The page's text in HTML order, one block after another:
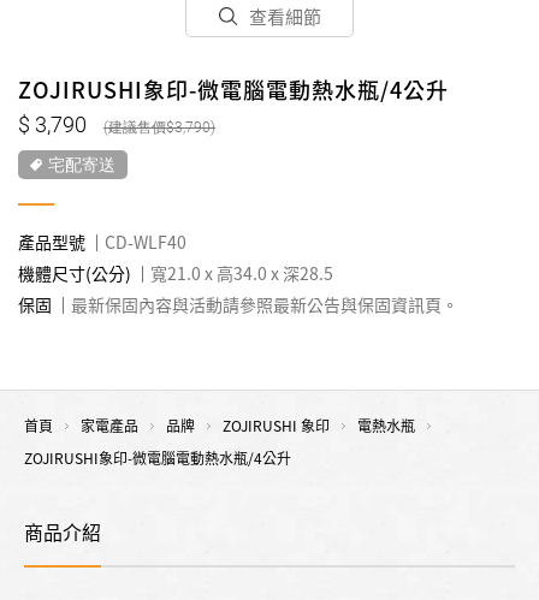
查看細節
ZOJIRUSHI象印-微電腦電動熱水瓶/4公升
3,790 3,790
宅配寄送
產品型號
CD-WLF40
機體尺寸(公分)
寬21.0 x 高34.0 x 深28.5
保固
最新保固內容與活動請參照最新公告與保固資訊頁。
首頁 家電產品 品牌 ZOJIRUSHI 象印
電熱水瓶
ZOJIRUSHI象印-微電腦電動熱水瓶/4公升
商品介紹